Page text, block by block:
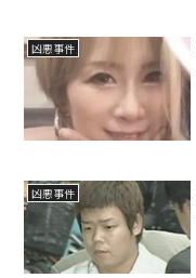
凶悪事件
凶悪事件